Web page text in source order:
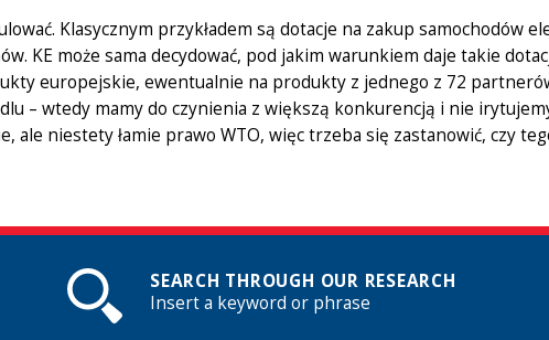
Klasycznym przykładem są dotacje na zakup samochodów
KE może sama decydować, pod jakim warunkiem daje takie
europejskie, ewentualnie na produkty z jednego z 72
– wtedy mamy do czynienia z większą konkurencją i nie
ale niestety łamie prawo WTO, więc trzeba się zastanowić, czy
SEARCH THROUGH OUR RESEARCH
Insert a keyword or phrase